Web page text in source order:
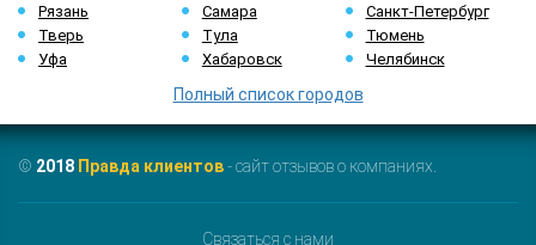
Рязань
Самара
Санкт-Петербург
Тверь
Тула
Тюмень
Уфа
Хабаровск Челябинск
Полный список городов
© 2018 Правда клиентов- сайт отзывов о компаниях.
Связаться с нами